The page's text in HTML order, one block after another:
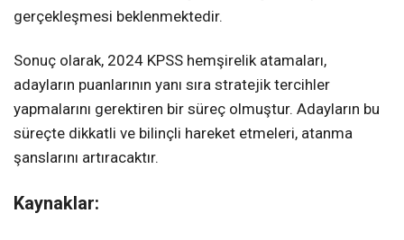
gerçekleşmesi beklenmektedir.
Sonuç olarak, 2024 KPSS hemşirelik atamaları,
adayların puanlarının yanı sıra stratejik tercihler
yapmalarını gerektiren bir süreç olmuştur. Adayların bu
süreçte dikkatli ve bilinçli hareket etmeleri, atanma
şanslarını artıracaktır.
Kaynaklar: